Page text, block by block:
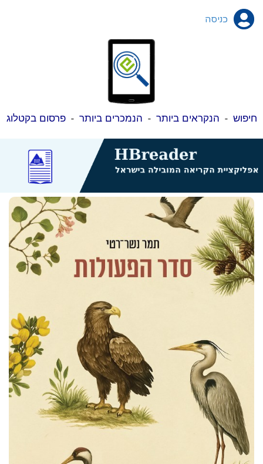
כניסה
חיפוש - הנקראים ביותר - הנמכרים ביותר -פרסום בקטלוג